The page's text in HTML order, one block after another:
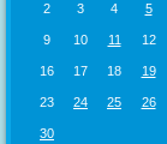
2 3 4 5
9 10 11 12
16 17 18 19
23 24 25 26
30